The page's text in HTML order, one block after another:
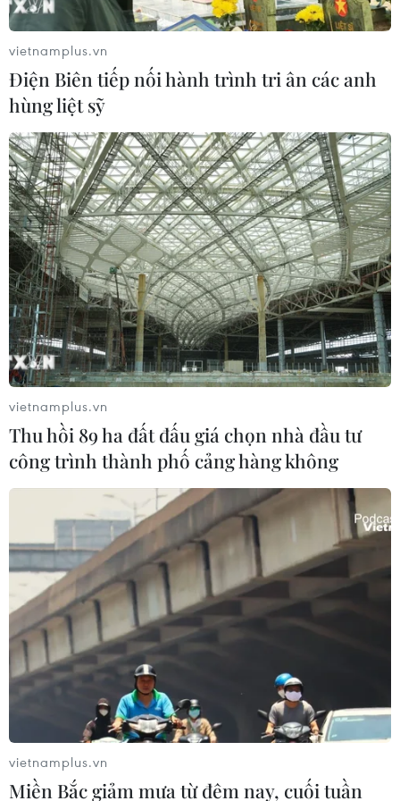
Giá dầu tăng cao, ngư dân Đà Nẵng xoay
xở để không lỗ vốn
12/03/2022 03:35
Với quyết tâm vượt khó vươn khơi, bám biển, các ngư
dân, chủ tàu cá đang tìm đủ mọi cách để tiết kiệm chi
phí, đánh bắt hiệu quả nhằm bù lại phần chi phí nhiên
liệu tăng.
Giá dầu thế giới dự báo "sẽ vẫn ở mức cao"
dù giảm 5% trong tuần
12/03/2022 05:13
Các nhà phân tích tại công ty nghiên cứu thị trường
mức trên 100 USD/thùng trong quý 2 năm 2022.
vietnamplus.vn
Điện Biên tiếp nối hành trình tri ân các anh
hùng liệt sỹ
vietnamplus.vn
Thu hồi 89 ha đất đấu giá chọn nhà đầu tư
công trình thành phố cảng hàng không
vietnamplus.vn
Miền Bắc giảm mưa từ đêm nay, cuối tuần